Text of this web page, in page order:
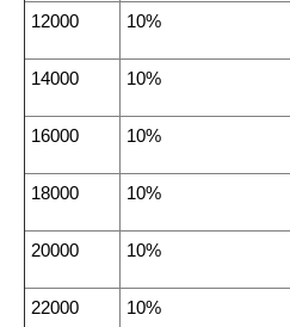
12000 10%
14000 10%
16000 10%
18000 10%
20000 10%
22000 10%